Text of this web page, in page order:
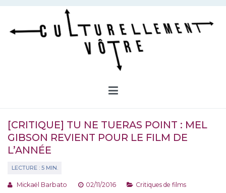
Aller
contenu
[CRITIQUE] TU NE TUERAS POINT : MEL
GIBSON REVIENT POUR LE FILM DE
L’ANNÉE
Mickaël Barbato 02/11/2016 Critiques de films